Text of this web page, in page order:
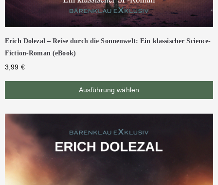
Erich Dolezal – Reise durch die Sonnenwelt: Ein klassischer Science-
Fiction-Roman (eBook)
3,99 €
Ausführung wählen